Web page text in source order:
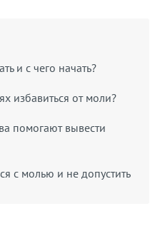
и с чего начать?
избавиться от моли?
помогают вывести
с молью и не допустить